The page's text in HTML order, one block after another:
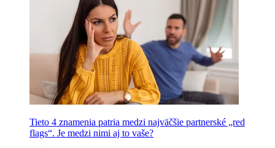
Tieto 4 znamenia patria medzi najväčšie partnerské „red
flags“. Je medzi nimi aj to vaše?